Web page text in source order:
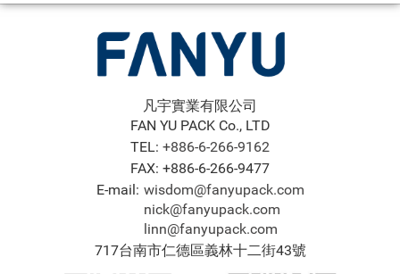
凡宇實業有限公司
FAN YU PACK Co., LTD
TEL: +886-6-266-9162
FAX: +886-6-266-9477
E-mail: wisdom@fanyupack.com
nick@fanyupack.com
linn@fanyupack.com
717台南市仁德區義林十二街43號